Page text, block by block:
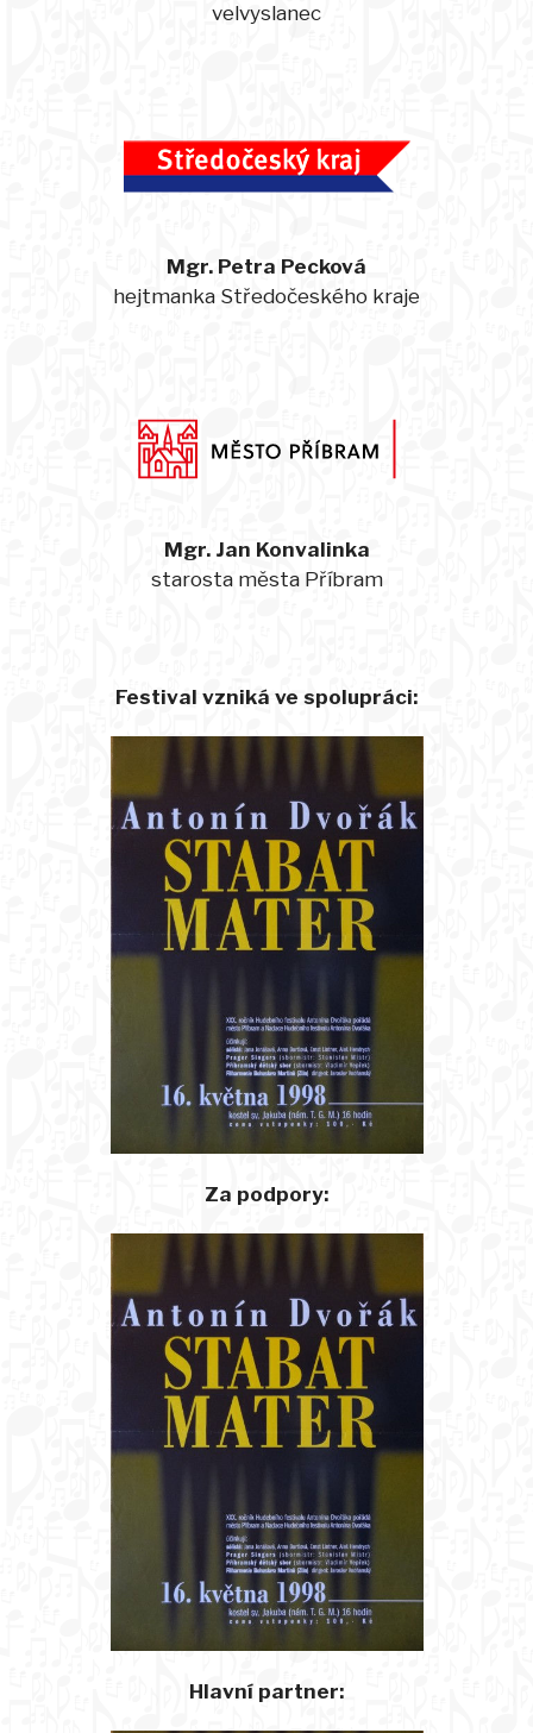
velvyslanec
Mgr. Petra Pecková
hejtmanka Středočeského kraje
Mgr. Jan Konvalinka
starosta města Příbram
Festival vzniká ve spolupráci:
Za podpory:
Hlavní partner: